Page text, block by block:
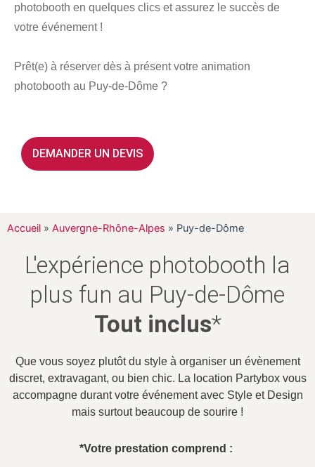
photobooth en quelques clics et assurez le succès de
votre événement !
Prêt(e) à réserver dès à présent votre animation
photobooth au Puy-de-Dôme ?
DEMANDER UN DEVIS
Accueil » Auvergne-Rhône-Alpes » Puy-de-Dôme
L'expérience photobooth la
plus fun au Puy-de-Dôme
Tout inclus*
Que vous soyez plutôt du style à organiser un évènement
discret, extravagant, ou bien chic. La location Partybox vous
accompagne durant votre événement avec Style et Design
mais surtout beaucoup de sourire !
*Votre prestation comprend :